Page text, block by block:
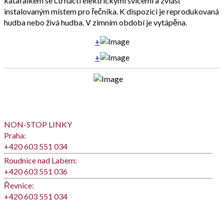
instalovaným místem pro řečníka. K dispozici je reprodukovaná
hudba nebo živá hudba. V zimním období je vytápěna.
+
+
NON-STOP LINKY
Praha:
+420 603 551 034
Roudnice nad Labem:
+420 603 551 036
Řevnice:
+420 603 551 034